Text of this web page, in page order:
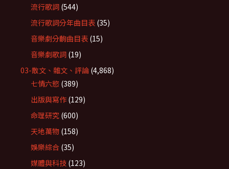
流行歌詞 (544)
流行歌詞分年曲目表 (35)
音樂劇分齣曲目表 (15)
音樂劇歌詞 (19)
03-散文、雜文、評論 (4,868)
七情六慾 (389)
出版與寫作 (129)
命理研究 (600)
天地萬物 (158)
娛樂綜合 (35)
媒體與科技 (123)